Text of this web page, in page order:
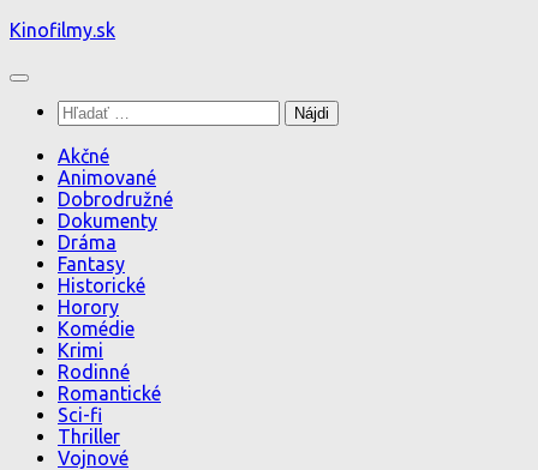
Preskočiť
obsah
Kinofilmy.sk
Hľadať:
Akčné
Animované
Dobrodružné
Dokumenty
Dráma
Fantasy
Historické
Horory
Komédie
Krimi
Rodinné
Romantické
Sci-fi
Thriller
Vojnové